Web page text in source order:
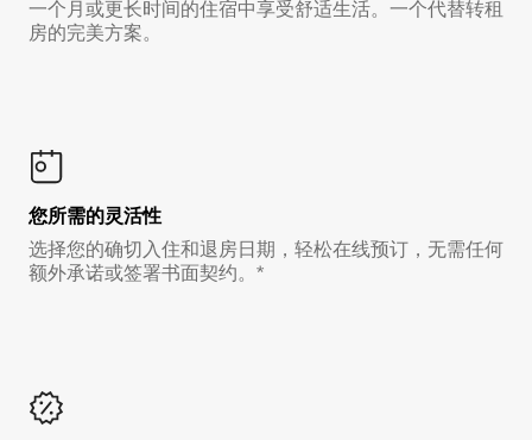
一个月或更长时间的住宿中享受舒适生活。一个代替转租
房的完美方案。
您所需的灵活性
选择您的确切入住和退房日期，轻松在线预订，无需任何
额外承诺或签署书面契约。*